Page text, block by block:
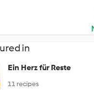
in
Ein Herz für Reste
11 recipes